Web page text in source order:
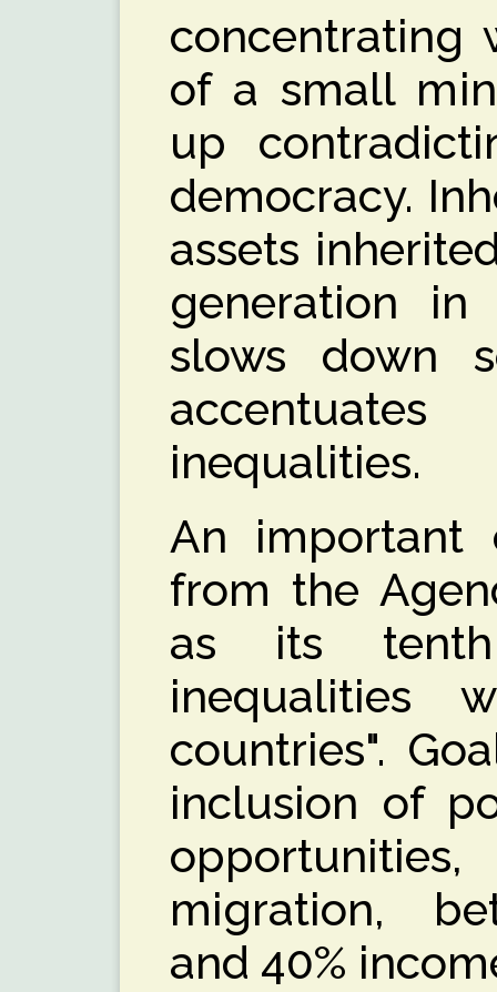
concentrating
of a small
up
democracy.
assets
generation in
slows down
inequalities.
An important
from the
as its tenth
inequalities
countries".
inclusion of
migration,
and 40%